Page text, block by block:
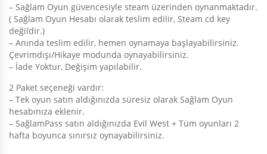
– Sağlam Oyun güvencesiyle steam üzerinden oynanmaktadır.
( Sağlam Oyun Hesabı olarak teslim edilir, Steam cd key
değildir.)
– Anında teslim edilir, hemen oynamaya başlayabilirsiniz.
Çevrimdışı/Hikaye modunda oynayabilirsiniz.
– İade Yoktur, Değişim yapılabilir.
2 Paket seçeneği vardır:
– Tek oyun satın aldığınızda süresiz olarak Sağlam Oyun
hesabınıza eklenir.
– SağlamPass satın aldığınızda Evil West + Tüm oyunları 2
hafta boyunca sınırsız oynayabilirsiniz.